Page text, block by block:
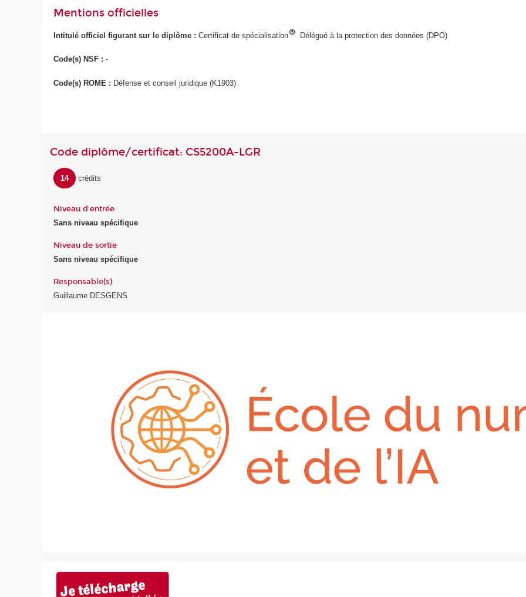
Mentions officielles
Intitulé officiel figurant sur le diplôme :Certificat de spécialisation Délégué à la protection des données (DPO)
Code(s) NSF :-
Code(s) ROME : Défense et conseil juridique (K1903)
Code diplôme/certificat: CS5200A-LGR
14 crédits
Niveau d'entrée
Sans niveau spécifique
Niveau de sortie
Sans niveau spécifique
Responsable(s)
Guillaume DESGENS